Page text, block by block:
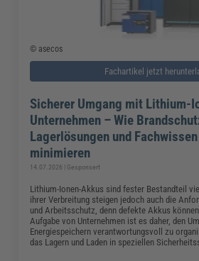
© asecos
Fachartikel jetzt
Sicherer Umgang mit Lithium-
Unternehmen – Wie
Lagerlösungen und
minimieren
14.07.2026 | Gesponsert
Lithium-Ionen-Akkus sind fester Bestandteil
ihrer Verbreitung steigen jedoch auch die
und Arbeitsschutz, denn defekte Akkus
Aufgabe von Unternehmen ist es daher, den
Energiespeichern verantwortungsvoll zu
das Lagern und Laden in speziellen